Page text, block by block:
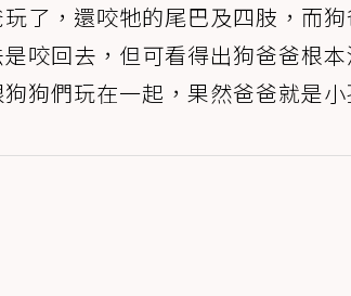
了，還咬牠的尾巴及四肢，而
咬回去，但可看得出狗爸爸根
狗們玩在一起，果然爸爸就是